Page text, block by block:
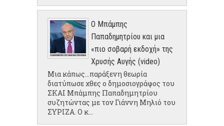
Ο Μπάμπης
Παπαδημητρίου και μια
«πιο σοβαρή εκδοχή» της
Χρυσής Αυγής (video)
Μια κάπως...παράξενη θεωρία
διατύπωσε χθες ο δημοσιογράφος του
ΣΚΑΙ Μπάμπης Παπαδημητρίου
συζητώντας με τον Γιάννη Μηλιό του
ΣΥΡΙΖΑ. Ο κ...